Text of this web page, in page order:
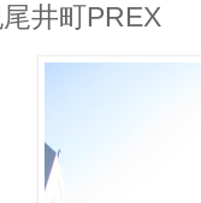
井町PREX